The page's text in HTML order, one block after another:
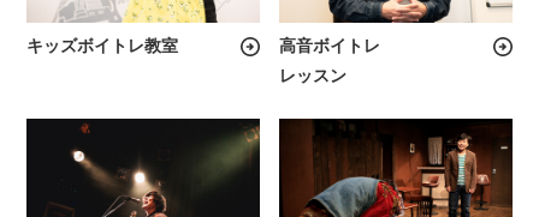
キッズボイトレ教室
高音ボイトレ
レッスン